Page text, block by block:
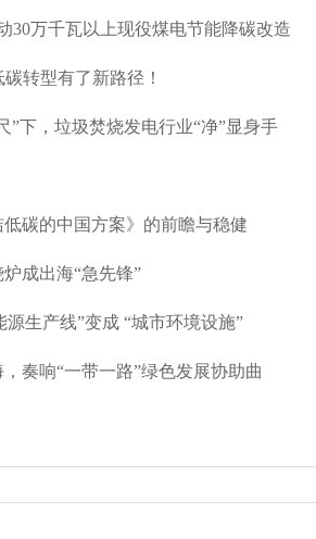
30万千瓦以上现役煤电节能降碳改造
转型有了新路径！
”下，垃圾焚烧发电行业“净”显身手
碳的中国方案》的前瞻与稳健
成出海“急先锋”
生产线”变成 “城市环境设施”
奏响“一带一路”绿色发展协助曲